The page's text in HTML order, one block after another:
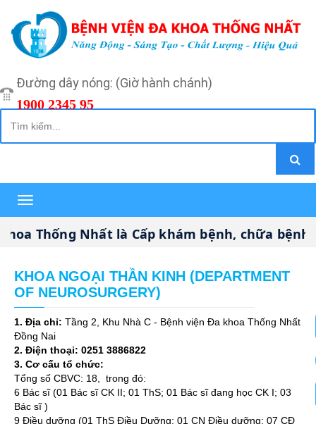
Đường dây nóng: (Giờ hành chánh)
1900 2345 95
Toggle
navigation
Nhất là Cấp khám bệnh, chữa bệnh CHUYÊN
KHOA NGOẠI THẦN KINH (DEPARTMENT
OF NEUROSURGERY)
1. Địa chỉ: Tầng 2, Khu Nhà C - Bệnh viện Đa khoa Thống Nhất
Đồng Nai
2. Điện thoại: 0251 3886822
3. Cơ cấu tổ chức:
Tổng số CBVC: 18, trong đó:
6 Bác sĩ (01 Bác sĩ CK II; 01 ThS; 01 Bác sĩ đang học CK I; 03
Bác sĩ )
9 Điều dưỡng (01 ThS Điều Dưỡng; 01 CN Điều dưỡng; 07 CĐ